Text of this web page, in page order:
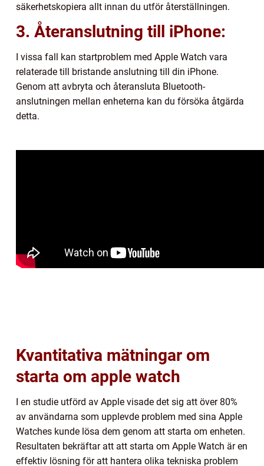
säkerhetskopiera allt innan du utför återställningen.
3. Återanslutning till iPhone:
I vissa fall kan startproblem med Apple Watch vara
relaterade till bristande anslutning till din iPhone.
Genom att avbryta och återansluta Bluetooth-
anslutningen mellan enheterna kan du försöka åtgärda
detta.
Kvantitativa mätningar om
starta om apple watch
I en studie utförd av Apple visade det sig att över 80%
av användarna som upplevde problem med sina Apple
Watches kunde lösa dem genom att starta om enheten.
Resultaten bekräftar att att starta om Apple Watch är en
effektiv lösning för att hantera olika tekniska problem